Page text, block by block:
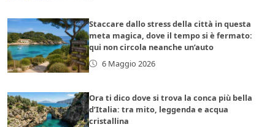
Staccare dallo stress della città in questa
meta magica, dove il tempo si è fermato:
qui non circola neanche un’auto
6 Maggio 2026
Ora ti dico dove si trova la conca più bella
d’Italia: tra mito, leggenda e acqua
cristallina